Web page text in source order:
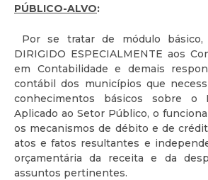
PÚBLICO-ALVO:
Por se tratar de módulo
DIRIGIDO ESPECIALMENTE aos
em Contabilidade e demais
contábil dos municípios que
conhecimentos básicos sobre o
Aplicado ao Setor Público, o
os mecanismos de débito e de
atos e fatos resultantes e
orçamentária da receita e da
assuntos pertinentes.